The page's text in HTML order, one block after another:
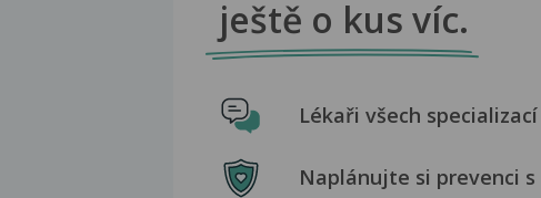
ještě o kus víc.
Lékaři všech
Naplánujte si prevenci